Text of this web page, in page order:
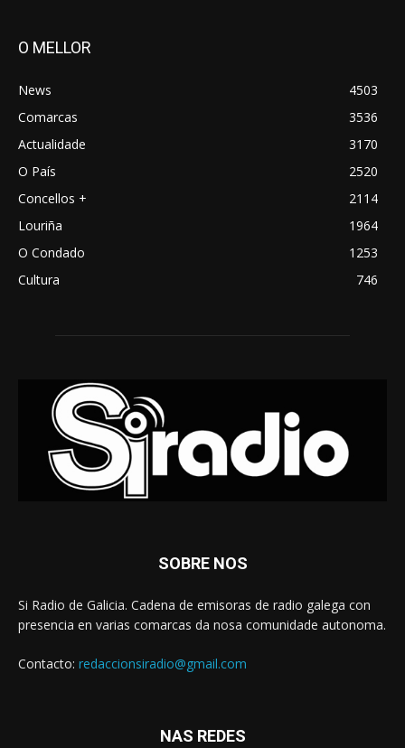
O MELLOR
News
4503
Comarcas
3536
Actualidade
3170
O País
2520
Concellos +
2114
Louriña
1964
O Condado
1253
Cultura
746
SOBRE NOS
Si Radio de Galicia. Cadena de emisoras de radio galega con
presencia en varias comarcas da nosa comunidade autonoma.
Contacto: redaccionsiradio@gmail.com
NAS REDES